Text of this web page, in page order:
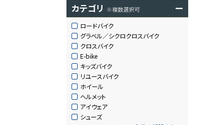
カテゴリ ※複数選択可 ー
ロードバイク
グラベル／シクロクロスバイク
クロスバイク
E-bike
キッズバイク
リユースバイク
ホイール
ヘルメット
アイウェア
シューズ